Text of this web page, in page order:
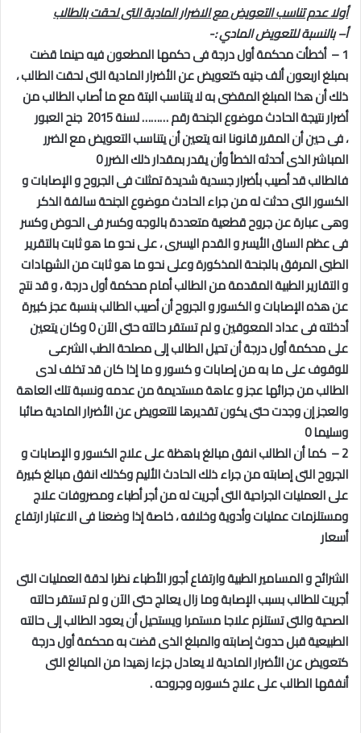
أولا عدم تناسب التعويض مع الاضرار المادية التى لحقت بالطالب
أ– بالنسبة للتعويض المادي :-
1 – أخطأت محكمة أول درجة فى حكمها المطعون فيه حينما قضت
بمبلغ اربعون ألف جنيه كتعويض عن الأضرار المادية التى لحقت الطالب ،
ذلك أن هذا المبلغ المقضى به لا يتناسب البتة مع ما أصاب الطالب من
أضرار نتيجة الحادث موضوع الجنحة رقم ……… لسنة 2015 جنح العبور
، فى حين أن المقرر قانونا انه يتعين أن يتناسب التعويض مع الضرر
المباشر الذى أحدثه الخطأ وأن يقدر بمقدار ذلك الضرر 0
فالطالب قد أصيب بأضرار جسدية شديدة تمثلت فى الجروح و الإصابات و
الكسور التى حدثت له من جراء الحادث موضوع الجنحة سالفة الذكر
وهى عبارة عن جروح قطعية متعددة بالوجه وكسر فى الحوض وكسر
فى عظم الساق الأيسر و القدم اليسرى ، على نحو ما هو ثابت بالتقرير
الطبى المرفق بالجنحة المذكورة وعلى نحو ما هو ثابت من الشهادات
و التقارير الطبية المقدمة من الطالب أمام محكمة أول درجة ، و قد نتج
عن هذه الإصابات و الكسور و الجروح أن أصيب الطالب بنسبة عجز كبيرة
أدخلته فى عداد المعوقين و لم تستقر حالته حتى الآن 0 وكان يتعين
على محكمة أول درجة أن تحيل الطالب إلى مصلحة الطب الشرعى
للوقوف على ما به من إصابات و كسور و ما إذا كان قد تخلف لدى
الطالب من جرائها عجز و عاهة مستديمة من عدمه ونسبة تلك العاهة
والعجز إن وجدت حتى يكون تقديرها للتعويض عن الأضرار المادية صائبا
وسليما 0
2 – كما أن الطالب انفق مبالغ باهظة على علاج الكسور و الإصابات و
الجروح التى إصابته من جراء ذلك الحادث الأليم وكذلك انفق مبالغ كبيرة
على العمليات الجراحية التى أجريت له من أجر أطباء ومصروفات علاج
ومستلزمات عمليات وأدوية وخلافه ، خاصة إذا وضعنا فى الاعتبار ارتفاع
أسعار
الشرائح و المسامير الطبية وارتفاع أجور الأطباء نظرا لدقة العمليات التى
أجريت للطالب بسبب الإصابة وما زال يعالج حتى الآن و لم تستقر حالته
الصحية والتى تستلزم علاجا مستمرا ويستحيل أن يعود الطالب إلى حالته
الطبيعية قبل حدوث إصابته والمبلغ الذى قضت به محكمة أول درجة
كتعويض عن الأضرار المادية لا يعادل جزءا زهيدا من المبالغ التى
أنفقها الطالب على علاج كسوره وجروحه .